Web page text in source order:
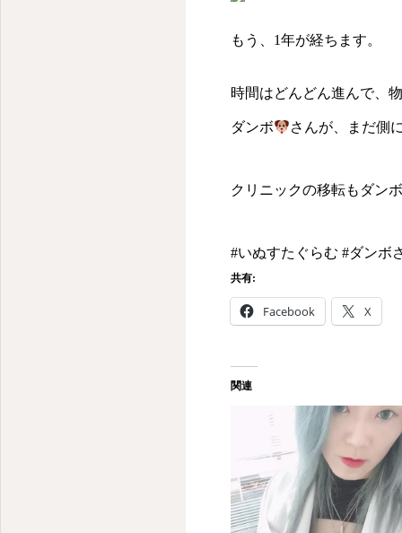
もう、1年が経ちます。
時間はどんどん進んで、
ダンボ さんが、まだ側
クリニックの移転もダンボ
#いぬすたぐらむ #ダン
共有:
Facebook X
関連